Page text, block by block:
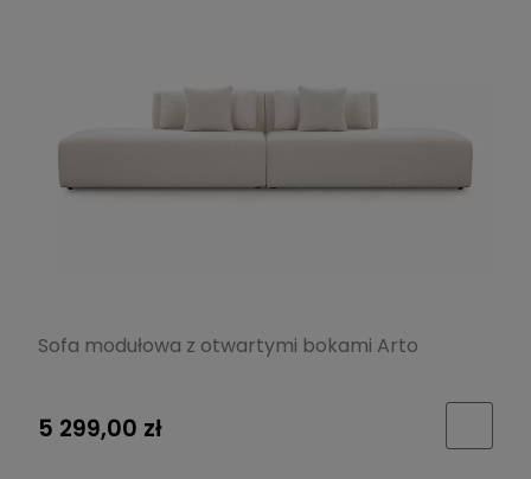
Sofa modułowa z otwartymi bokami Arto
5 299,00 zł